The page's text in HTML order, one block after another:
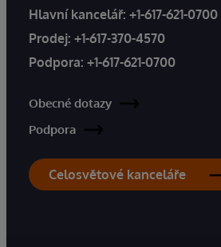
Hlavní kancelář: +1-617-621-0700
Prodej: +1-617-370-4570
Podpora: +1-617-621-0700
Obecné dotazy
Podpora
Celosvětové kanceláře